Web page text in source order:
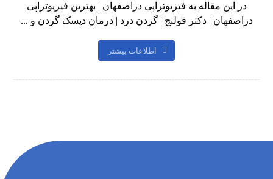
در این مقاله به فیزیوتراپی دراصفهان | بهترین فیزیوتراپی
دراصفهان | دکتر قولنج | گردن درد | درمان دیسک گردن و ...
اطلاعات بیشتر